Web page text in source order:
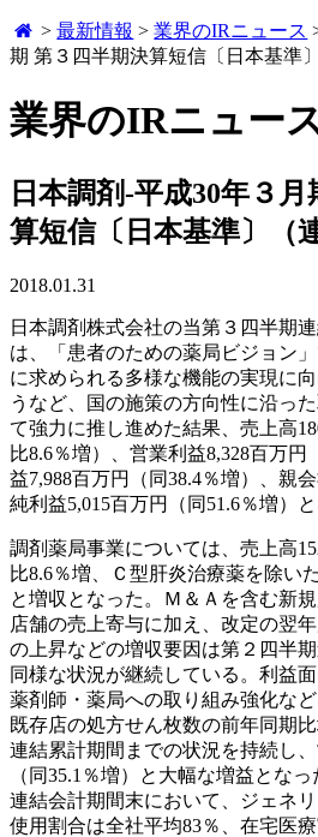
>最新情報 >業界のIRニュース
期 第３四半期決算短信〔日本基準
業界のIRニュー
日本調剤-平成30年３
算短信〔日本基準〕（
2018.01.31
日本調剤株式会社の当第３四半期
は、「患者のための薬局ビジョン
に求められる多様な機能の実現に
うなど、国の施策の方向性に沿っ
て強力に推し進めた結果、売上高
比8.6％増）、営業利益8,328百万円
益7,988百万円（同38.4％増）、親
純利益5,015百万円（同51.6％増）と
調剤薬局事業については、売上高
比8.6％増、Ｃ型肝炎治療薬を除い
と増収となった。Ｍ＆Ａを含む新
店舗の売上寄与に加え、改定の翌
の上昇などの増収要因は第２四半
同様な状況が継続している。利益
薬剤師・薬局への取り組み強化な
既存店の処方せん枚数の前年同期
連結累計期間までの状況を持続し
（同35.1％増）と大幅な増益とな
連結会計期間末において、ジェネ
使用割合は全社平均83％、在宅医